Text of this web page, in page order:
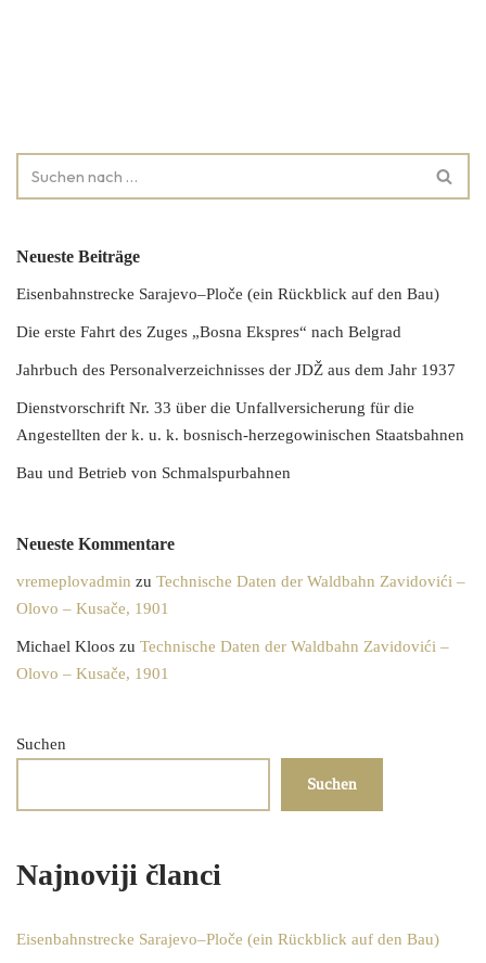
Neueste Beiträge
Eisenbahnstrecke Sarajevo–Ploče (ein Rückblick auf den Bau)
Die erste Fahrt des Zuges „Bosna Ekspres“ nach Belgrad
Jahrbuch des Personalverzeichnisses der JDŽ aus dem Jahr 1937
Dienstvorschrift Nr. 33 über die Unfallversicherung für die
Angestellten der k. u. k. bosnisch-herzegowinischen Staatsbahnen
Bau und Betrieb von Schmalspurbahnen
Neueste Kommentare
vremeplovadmin zu Technische Daten der Waldbahn Zavidovići –
Olovo – Kusače, 1901
Michael Kloos zu Technische Daten der Waldbahn Zavidovići –
Olovo – Kusače, 1901
Suchen
Suchen
Najnoviji članci
Eisenbahnstrecke Sarajevo–Ploče (ein Rückblick auf den Bau)